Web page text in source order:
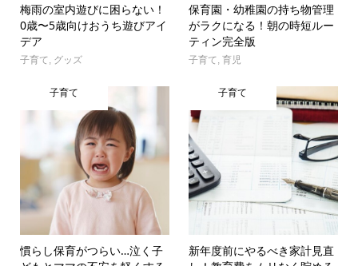
梅雨の室内遊びに困らない！
0歳〜5歳向けおうち遊びアイ
デア
子育て グッズ
保育園・幼稚園の持ち物管理
がラクになる！朝の時短ルー
ティン完全版
子育て ,育児
子育て
慣らし保育がつらい…泣く子
子育て
新年度前にやるべき家計見直